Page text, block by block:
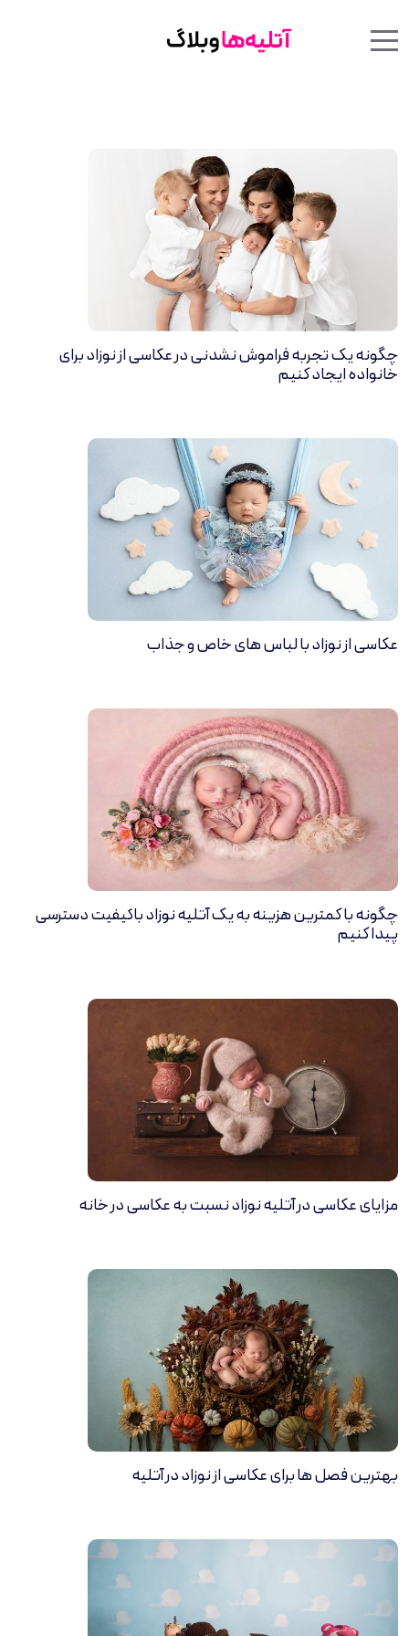
Mobile Menu Toggle
چگونه یک تجربه فراموش نشدنی در عکاسی از نوزاد برای
خانواده ایجاد کنیم
عکاسی از نوزاد با لباس های خاص و جذاب
چگونه با کمترین هزینه به یک آتلیه نوزاد باکیفیت دسترسی
پیدا کنیم
مزایای عکاسی در آتلیه نوزاد نسبت به عکاسی در خانه
بهترین فصل ها برای عکاسی از نوزاد در آتلیه